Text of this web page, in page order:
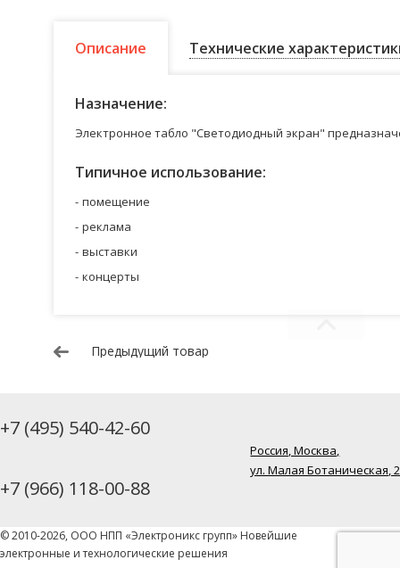
Описание Технические
Назначение:
Электронное табло "Светодиодный экран"
Типичное использование:
помещение
реклама
выставки
концерты
Предыдущий товар
+7 (495) 540-42-60
+7 (966) 118-00-88
Россия, Москва,
ул. Малая Ботаническая,
© 2010-2026, ООО НПП «Электроникс групп» Новейшие
электронные и технологические решения